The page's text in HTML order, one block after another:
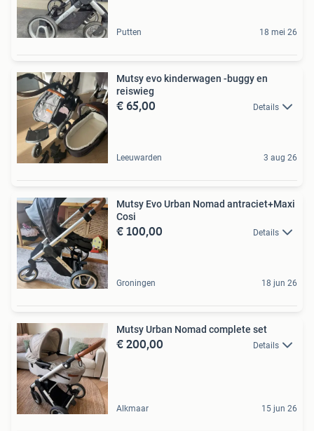
Putten 18 mei 26
Mutsy evo kinderwagen -buggy en
reiswieg
€ 65,00 Details
Leeuwarden 3 aug 26
Mutsy Evo Urban Nomad antraciet+Maxi
Cosi
€ 100,00 Details
Groningen 18 jun 26
Mutsy Urban Nomad complete set
€ 200,00 Details
Alkmaar 15 jun 26